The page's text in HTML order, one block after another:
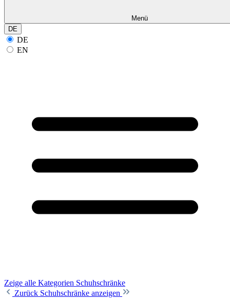
Menü
DE
DE
EN
Zeige alle Kategorien Schuhschränke
Zurück Schuhschränke anzeigen